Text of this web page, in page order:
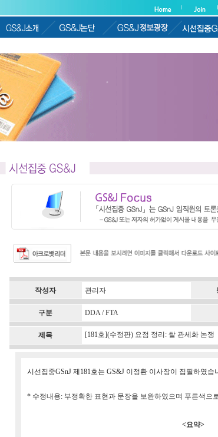
작성자 관리자
구분 DDA / FTA
제목 [181호](수정판) 요점 정리: 쌀 관세화 논쟁
시선집중GSnJ 제181호는 GS&J 이정환 이사장이 집필하였습
* 수정내용: 부정확한 표현과 문장을 보완하였으며 푸른색으
<요약>